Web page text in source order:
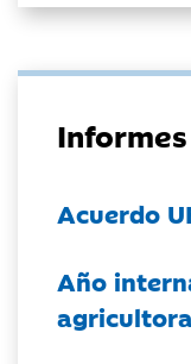
Acuerdo
Año